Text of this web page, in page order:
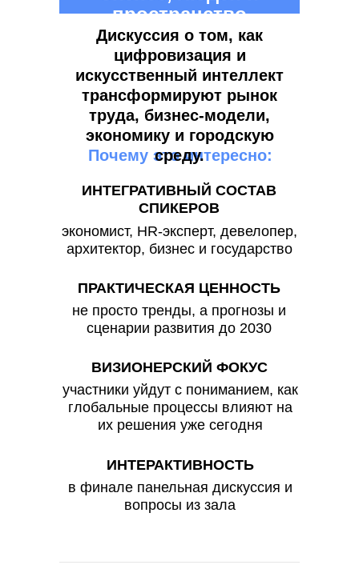
Почему это интересно:
ИНТЕРАКТИВНОСТЬ
ВИЗИОНЕРСКИЙ ФОКУС
ИНТЕГРАТИВНЫЙ СОСТАВ
СПИКЕРОВ
ПРАКТИЧЕСКАЯ ЦЕННОСТЬ
участники уйдут с пониманием, как
глобальные процессы влияют на
их решения уже сегодня
в финале панельная дискуссия и
вопросы из зала
не просто тренды, а прогнозы и
сценарии развития до 2030
экономист, HR-эксперт, девелопер,
архитектор, бизнес и государство
Дискуссия о том, как
цифровизация и
искусственный интеллект
трансформируют рынок
труда, бизнес-модели,
экономику и городскую
среду.
пространство